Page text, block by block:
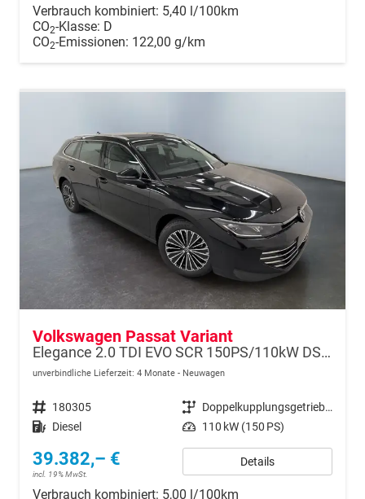
Verbrauch kombiniert: 5,40 l/100km
CO2-Klasse: D
CO2-Emissionen: 122,00 g/km
Volkswagen Passat Variant
Elegance 2.0 TDI EVO SCR 150PS/110kW DSG7 2026
unverbindliche Lieferzeit: 4 Monate Neuwagen
Fahrzeugnr. 180305 Getriebe
Doppelkupplungsgetriebe (DSG)
Kraftstoff Diesel Leistung 110 kW (150 PS)
39.382,– €
incl. 19% MwSt.
Details
Verbrauch kombiniert: 5,00 l/100km